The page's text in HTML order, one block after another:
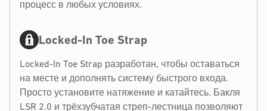
процесс в любых условиях.
Locked-In Toe Strap
Locked-In Toe Strap разработан, чтобы оставаться
на месте и дополнять систему быстрого входа.
Просто установите натяжение и катайтесь. Бакля
LSR 2.0 и трёхзубчатая стреп-лестница позволяют